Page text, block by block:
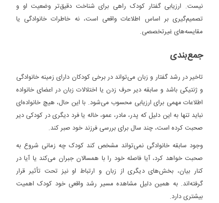
نیست. ارزیابی گفتار کودک راهی برای شناخت دقیق‌تر وضعیت او و
تصمیم‌گیری بر اساس اطلاعات واقعی است، نه خاطرات خانوادگی یا
مقایسه‌های غیرتخصصی.
جمع‌بندی
تاخیر در رشد گفتار و زبان می‌تواند در برخی کودکان دارای زمینه خانوادگی
و ژنتیکی باشد و سابقه دیر حرف زدن یا اختلالات زبان در اعضای خانواده
اطلاعات مهمی برای ارزیابی محسوب می‌شود. با این حال، هیچ خانواده‌ای
نباید تنها به این دلیل که پدر، مادر، عمو، خاله یا فرد دیگری در کودکی دیر
صحبت کرده است، چند سال برای بررسی فرزند خود صبر کند.
وجود سابقه خانوادگی نمی‌تواند مشخص کند کودک چه زمانی شروع به
صحبت خواهد کرد، آیا فاصله خود را با همسالان جبران می‌کند یا آیا در
کنار بیان، بخش‌های دیگری از زبان و ارتباط او نیز تحت تأثیر قرار
گرفته‌اند. به همین دلیل مشاهده مسیر رشد واقعی خود کودک اهمیت
بیشتری دارد.